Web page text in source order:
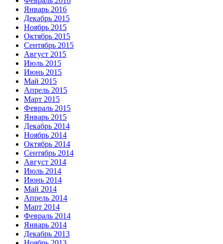
Январь 2016
Декабрь 2015
Ноябрь 2015
Октябрь 2015
Сентябрь 2015
Август 2015
Июль 2015
Июнь 2015
Май 2015
Апрель 2015
Март 2015
Февраль 2015
Январь 2015
Декабрь 2014
Ноябрь 2014
Октябрь 2014
Сентябрь 2014
Август 2014
Июль 2014
Июнь 2014
Май 2014
Апрель 2014
Март 2014
Февраль 2014
Январь 2014
Декабрь 2013